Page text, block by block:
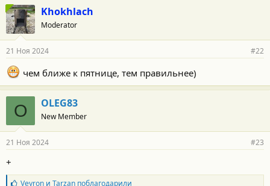
Khokhlach
Moderator
21 Ноя 2024 #22
чем ближе к пятнице, тем правильнее)
O OLEG83
New Member
21 Ноя 2024 #23
+
Б
Veyronи Tarzanпоблагодарили